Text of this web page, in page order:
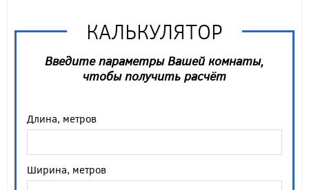
КАЛЬКУЛЯТОР
Введите параметры Вашей комнаты,
чтобы получить расчёт
Длина, метров
Ширина, метров